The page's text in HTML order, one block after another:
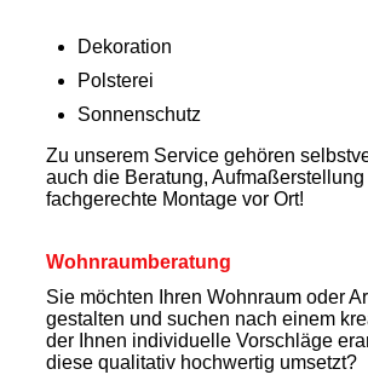
Dekoration
Polsterei
Sonnenschutz
Zu unserem Service gehören
auch die Beratung, Aufmaßerstellung
fachgerechte Montage vor Ort!
Wohnraumberatung
Sie möchten Ihren Wohnraum oder
gestalten und suchen nach einem
der Ihnen individuelle Vorschläge
diese qualitativ hochwertig umsetzt?